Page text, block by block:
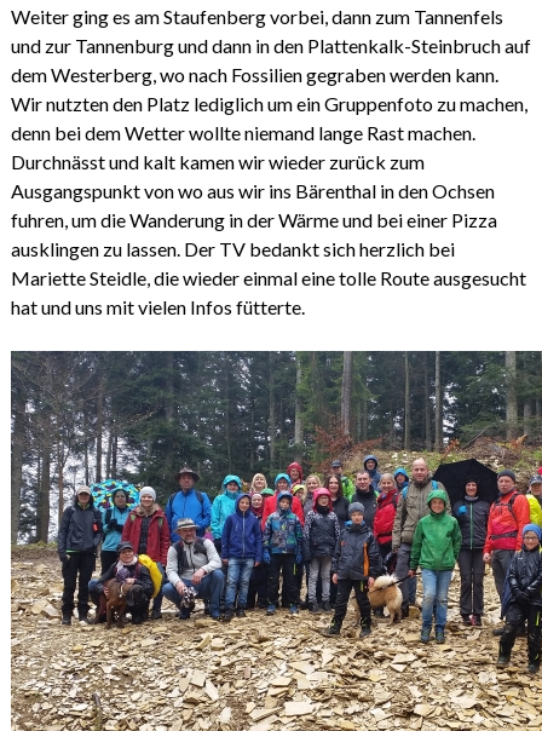
Weiter ging es am Staufenberg vorbei, dann zum Tannenfels
und zur Tannenburg und dann in den Plattenkalk-Steinbruch auf
dem Westerberg, wo nach Fossilien gegraben werden kann.
Wir nutzten den Platz lediglich um ein Gruppenfoto zu machen,
denn bei dem Wetter wollte niemand lange Rast machen.
Durchnässt und kalt kamen wir wieder zurück zum
Ausgangspunkt von wo aus wir ins Bärenthal in den Ochsen
fuhren, um die Wanderung in der Wärme und bei einer Pizza
ausklingen zu lassen. Der TV bedankt sich herzlich bei
Mariette Steidle, die wieder einmal eine tolle Route ausgesucht
hat und uns mit vielen Infos fütterte.